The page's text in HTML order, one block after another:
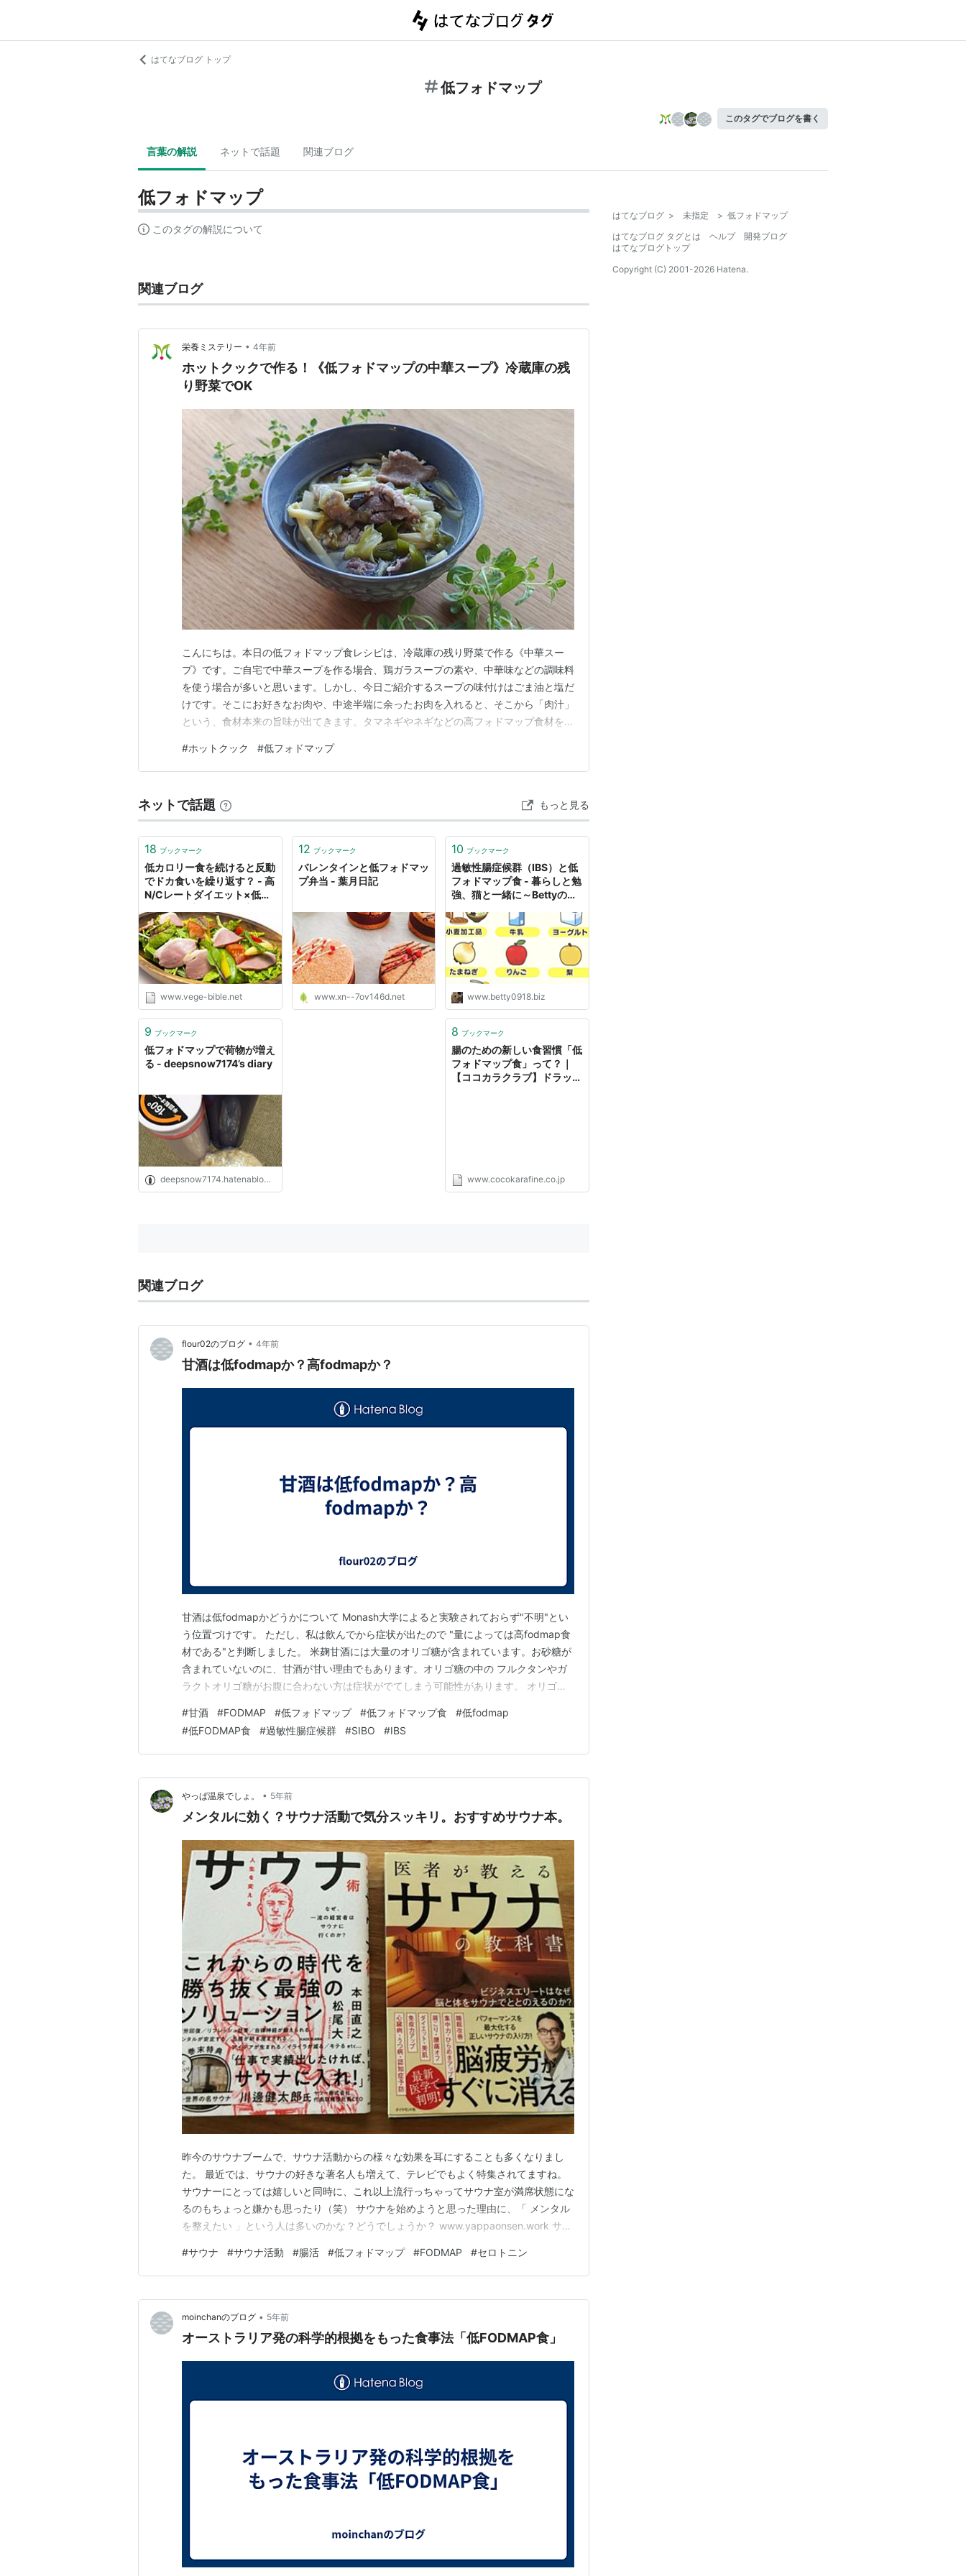
はてなブログ トップ
低フォドマップ
このタグでブログを書く
言葉の解説 ネットで話題 関連ブログ
低フォドマップ
このタグの解説について
関連ブログ
栄養ミステリー • 4年前
ホットクックで作る！《低フォドマップの中華スープ》冷蔵庫の残
り野菜でOK
こんにちは。本日の低フォドマップ食レシピは、冷蔵庫の残り野菜で作る《中華スー
プ》です。ご自宅で中華スープを作る場合、鶏ガラスープの素や、中華味などの調味料
を使う場合が多いと思います。しかし、今日ご紹介するスープの味付けはごま油と塩だ
けです。そこにお好きなお肉や、中途半端に余ったお肉を入れると、そこから「肉汁」
という、食材本来の旨味が出てきます。タマネギやネギなどの高フォドマップ食材を避
い風味豊かなスープになるので、ぜひお試しくださいね。 《低フォドマップの中華ス
ープ》 【材料】2人分 キャベツ 200g タケノコの水…
#ホットクック #低フォドマップ
ネットで話題 もっと見る
18 ブックマーク
低カロリー食を続けると反動
でドカ食いを繰り返す？ - 高
N/Cレートダイエット×低フ
www.vege-bible.net
12 ブックマーク
バレンタインと低フォドマッ
プ弁当 - 葉月日記
www.xn--7ov146d.net
10 ブックマーク
過敏性腸症候群（IBS）と低
フォドマップ食 - 暮らしと勉
強、猫と一緒に～Bettyのブ
www.betty0918.biz
9 ブックマーク
低フォドマップで荷物が増え
る - deepsnow7174’s diary
deepsnow7174.hatenablog.com
8 ブックマーク
腸のための新しい食習慣「低
フォドマップ食」って？｜
【ココカラクラブ】ドラッグ
www.cocokarafine.co.jp
関連ブログ
flour02のブログ • 4年前
甘酒は低fodmapか？高fodmapか？
甘酒は低fodmapかどうかについて Monash大学によると実験されておらず"不明"とい
う位置づけです。 ただし、私は飲んでから症状が出たので "量によっては高fodmap食
材である"と判断しました。 米麹甘酒には大量のオリゴ糖が含まれています。お砂糖が
含まれていないのに、甘酒が甘い理由でもあります。オリゴ糖の中の フルクタンやガ
ラクトオリゴ糖がお腹に合わない方は症状がでてしまう可能性があります。 オリゴ糖
含まれているとのこと。 食品微生物センターによると、はだ恵り100gに含まれるオリ
ゴ糖の量は、3,600…
#甘酒 #FODMAP #低フォドマップ #低フォドマップ食 #低fodmap
#低FODMAP食 #過敏性腸症候群 #SIBO #IBS
やっぱ温泉でしょ。 • 5年前
メンタルに効く？サウナ活動で気分スッキリ。おすすめサウナ本。
昨今のサウナブームで、サウナ活動からの様々な効果を耳にすることも多くなりまし
た。 最近では、サウナの好きな著名人も増えて、テレビでもよく特集されてますね。
サウナーにとっては嬉しいと同時に、これ以上流行っちゃってサウナ室が満席状態にな
るのもちょっと嫌かも思ったり（笑） サウナを始めようと思った理由に、「 メンタル
を整えたい 」という人は多いのかな？どうでしょうか？ www.yappaonsen.work サウ
になるとか！ 精神的に疲れている人は、その効果に期待してサウナ活動している人も
いることでしょ う。 医者が教え…
#サウナ #サウナ活動 #腸活 #低フォドマップ #FODMAP #セロトニン
moinchanのブログ • 5年前
オーストラリア発の科学的根拠をもった食事法「低FODMAP食」
はてなブログ > 未指定 > 低フォドマップ
はてなブログ タグとは
ヘルプ
開発ブログ
はてなブログトップ
Copyright (C) 2001-2026 Hatena.